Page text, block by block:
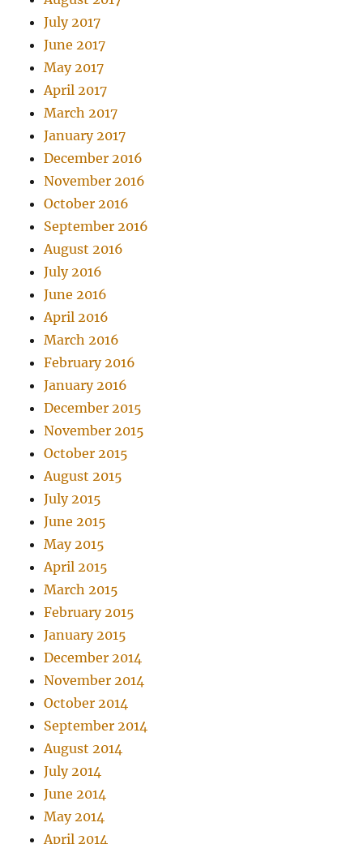
July 2017
June 2017
May 2017
April 2017
March 2017
January 2017
December 2016
November 2016
October 2016
September 2016
August 2016
July 2016
June 2016
April 2016
March 2016
February 2016
January 2016
December 2015
November 2015
October 2015
August 2015
July 2015
June 2015
May 2015
April 2015
March 2015
February 2015
January 2015
December 2014
November 2014
October 2014
September 2014
August 2014
July 2014
June 2014
May 2014
April 2014